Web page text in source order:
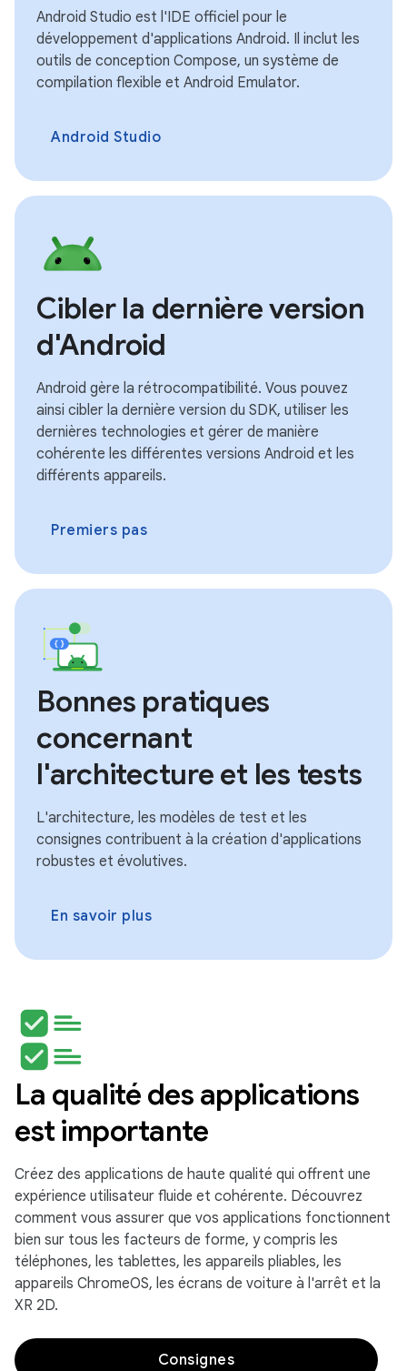
Android Studio est l'IDE officiel pour le
développement d'applications Android. Il inclut les
outils de conception Compose, un système de
compilation flexible et Android Emulator.
Android Studio
Cibler la dernière version
d'Android
Android gère la rétrocompatibilité. Vous pouvez
ainsi cibler la dernière version du SDK, utiliser les
dernières technologies et gérer de manière
cohérente les différentes versions Android et les
différents appareils.
Premiers pas
Bonnes pratiques
concernant
l'architecture et les tests
L'architecture, les modèles de test et les
consignes contribuent à la création d'applications
robustes et évolutives.
En savoir plus
La qualité des applications
est importante
Créez des applications de haute qualité qui offrent une
expérience utilisateur fluide et cohérente. Découvrez
comment vous assurer que vos applications fonctionnent
bien sur tous les facteurs de forme, y compris les
téléphones, les tablettes, les appareils pliables, les
appareils ChromeOS, les écrans de voiture à l'arrêt et la
XR 2D.
Consignes